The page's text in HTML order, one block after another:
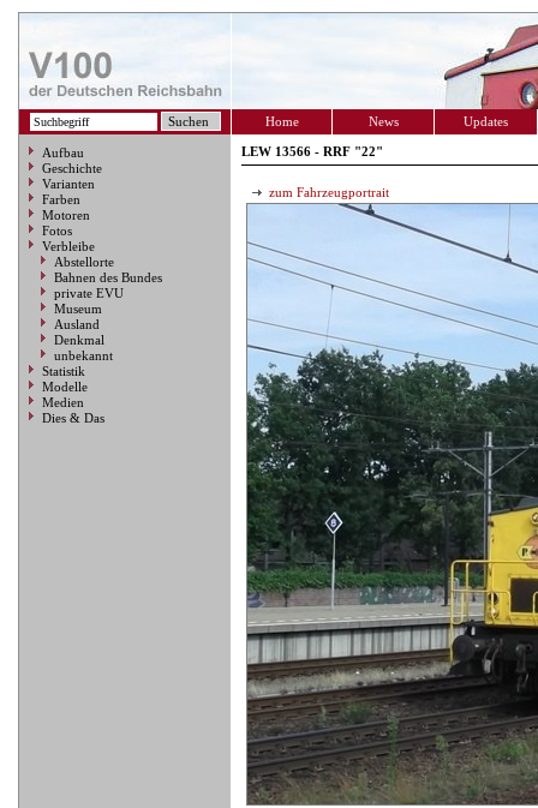
Home News Updates
Aufbau
Geschichte
Varianten
Farben
Motoren
Fotos
Verbleibe
Abstellorte
Bahnen des Bundes
private EVU
Museum
Ausland
Denkmal
unbekannt
Statistik
Modelle
Medien
Dies & Das
LEW 13566 - RRF "22"
zum Fahrzeugportrait